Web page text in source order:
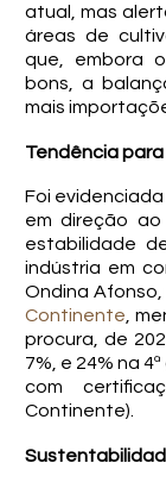
atual, mas
áreas de
que, embora
bons, a
mais
Tendência para
Foi
em direção
estabilidade
indústria em
Ondina
Continente,
procura, de
7%, e 24% na
com
Continente).